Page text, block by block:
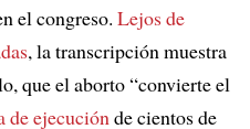
el congreso. Lejos de
, la transcripción muestra
que el aborto “convierte el
de ejecuciónde cientos de